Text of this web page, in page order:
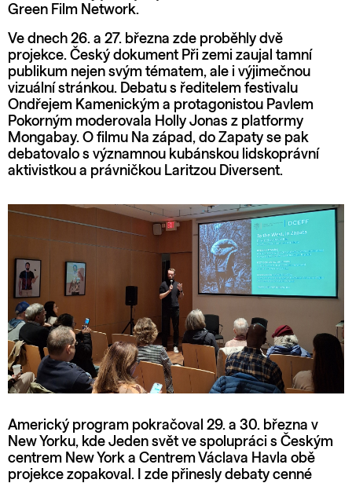
Green Film Network.
Ve dnech 26. a 27. března zde proběhly dvě
projekce. Český dokument Při zemi zaujal tamní
publikum nejen svým tématem, ale i výjimečnou
vizuální stránkou. Debatu s ředitelem festivalu
Ondřejem Kamenickým a protagonistou Pavlem
Pokorným moderovala Holly Jonas z platformy
Mongabay. O filmu Na západ, do Zapaty se pak
debatovalo s významnou kubánskou lidskoprávní
aktivistkou a právničkou Laritzou Diversent.
Americký program pokračoval 29. a 30. března v
New Yorku, kde Jeden svět ve spolupráci s Českým
centrem New York a Centrem Václava Havla obě
projekce zopakoval. I zde přinesly debaty cenné